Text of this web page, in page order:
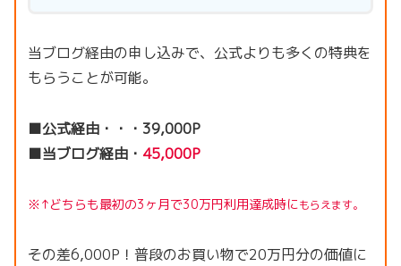
当ブログ経由の申し込みで、公式よりも多くの特典を
もらうことが可能。
■公式経由・・・39,000P
■当ブログ経由・ 45,000P
※↑どちらも最初の3ヶ月で30万円利用達成時にもらえます。
その差6,000P！普段のお買い物で20万円分の価値に